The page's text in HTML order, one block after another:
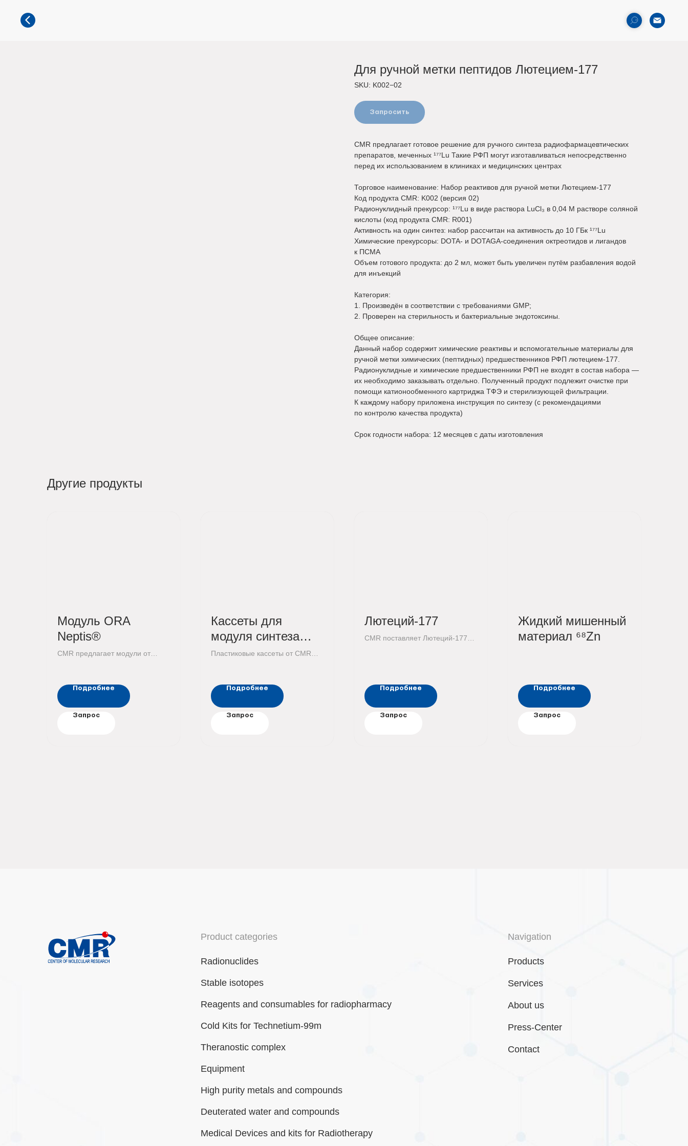
Для ручной метки пептидов Лютецием-177
SKU: K002−02
Запросить
CMR предлагает готовое решение для ручного синтеза радиофармацевтических
препаратов, меченных ¹⁷⁷Lu Такие РФП могут изготавливаться непосредственно
перед их использованием в клиниках и медицинских центрах
Торговое наименование: Набор реактивов для ручной метки Лютецием-177
Код продукта CMR: K002 (версия 02)
Радионуклидный прекурсор: ¹⁷⁷Lu в виде раствора LuCl₃ в 0,04 М растворе соляной
кислоты (код продукта CMR: R001)
Активность на один синтез: набор рассчитан на активность до 10 ГБк ¹⁷⁷Lu
Химические прекурсоры: DOTA- и DOTAGA-соединения октреотидов и лигандов
к ПСМА
Объем готового продукта: до 2 мл, может быть увеличен путём разбавления водой
для инъекций
Категория:
1. Произведён в соответствии с требованиями GMP;
2. Проверен на стерильность и бактериальные эндотоксины.
Общее описание:
Данный набор содержит химические реактивы и вспомогательные материалы для
ручной метки химических (пептидных) предшественников РФП лютецием-177.
Радионуклидные и химические предшественники РФП не входят в состав набора —
их необходимо заказывать отдельно. Полученный продукт подлежит очистке при
помощи катионообменного картриджа ТФЭ и стерилизующей фильтрации.
К каждому набору приложена инструкция по синтезу (с рекомендациями
по контролю качества продукта)
Срок годности набора: 12 месяцев с даты изготовления
Другие продукты
Модуль ORA
Neptis®
CMR предлагает модули от
Подробнее
Запрос
Кассеты для
модуля синтеза
Neptis DB
Пластиковые кассеты от CMR
Подробнее
Запрос
Лютеций-177
CMR поставляет Лютеций-177
Подробнее
Запрос
Жидкий мишенный
материал ⁶⁸Zn
Подробнее
Запрос
Product categories
Stable isotopes
Radionuclides
Cold Kits for Technetium-99m
Reagents and consumables for radiopharmacy
Theranostic complex
Equipment
High purity metals and compounds
Deuterated water and compounds
Navigation
Products
Services
About us
Press-Center
Contact
Medical Devices and kits for Radiotherapy